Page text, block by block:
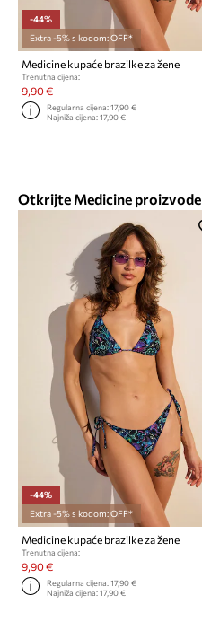
-44%
Extra -5% s kodom: OFF*
Medicine kupaće brazilke za žene
Trenutna cijena:
9,90 €
Regularna cijena:17,90 €
Najniža cijena:17,90 €
Otkrijte Medicine proizvode
-44%
Extra -5% s kodom: OFF*
Medicine kupaće brazilke za žene
Trenutna cijena:
9,90 €
Regularna cijena:17,90 €
Najniža cijena:17,90 €